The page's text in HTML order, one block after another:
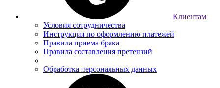
Клиентам
Условия сотрудничества
Инструкция по оформлению платежей
Правила приема брака
Правила составления претензий
Обработка персональных данных